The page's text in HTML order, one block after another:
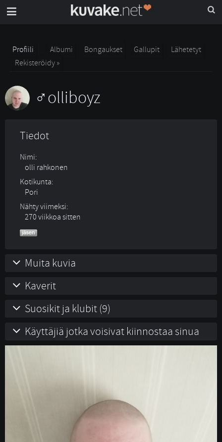
Profiili Albumi Bongaukset Gallupit
Lähetetyt
Rekisteröidy »
olliboyz
Tiedot
Nimi:
olli rahkonen
Kotikunta:
Pori
Nähty viimeksi:
270 viikkoa sitten
Muita kuvia
Kaverit
Suosikit ja klubit (9)
Käyttäjiä jotka voisivat kiinnostaa sinua